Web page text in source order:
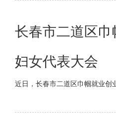
长春市二道区
妇女代表大会
近日，长春市二道区巾帼就业创